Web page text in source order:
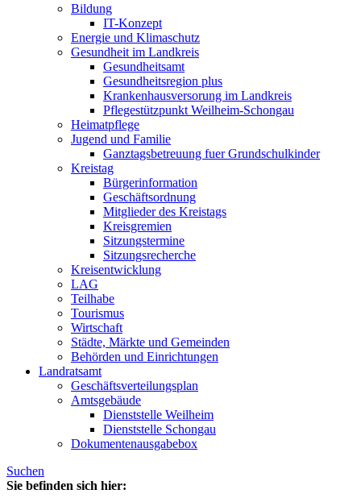
Bildung
IT-Konzept
Energie und Klimaschutz
Gesundheit im Landkreis
Gesundheitsamt
Gesundheitsregion plus
Krankenhausversorung im Landkreis
Pflegestützpunkt Weilheim-Schongau
Heimatpflege
Jugend und Familie
Ganztagsbetreuung fuer Grundschulkinder
Kreistag
Bürgerinformation
Geschäftsordnung
Mitglieder des Kreistags
Kreisgremien
Sitzungstermine
Sitzungsrecherche
Kreisentwicklung
LAG
Teilhabe
Tourismus
Wirtschaft
Städte, Märkte und Gemeinden
Behörden und Einrichtungen
Landratsamt
Geschäftsverteilungsplan
Amtsgebäude
Dienststelle Weilheim
Dienststelle Schongau
Dokumentenausgabebox
Suchen
Sie befinden sich hier: